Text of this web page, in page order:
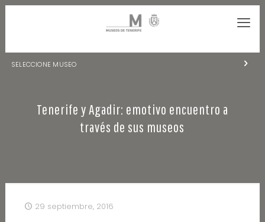
SELECCIONE MUSEO
NATURALEZA Y ARQUEOLOGÍA
CENTRO DE DOCUMENTACIÓN DE CANARIAS Y AMÉRICA
CUEVA DEL VIENTO
Tenerife y Agadir: emotivo encuentro a
través de sus museos
29 septiembre, 2016